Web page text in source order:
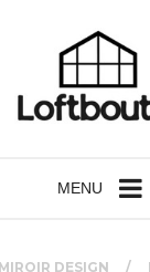
MENU
MIROIR DESIGN